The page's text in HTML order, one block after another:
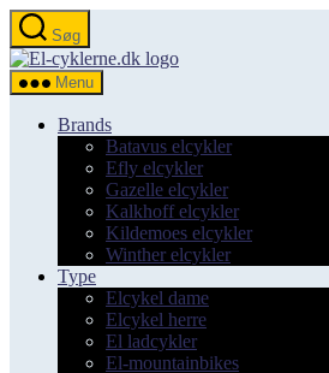
Spring
til
indholdet
Søg
el-
Menu
Brands
Batavus elcykler
Efly elcykler
Gazelle elcykler
Kalkhoff elcykler
Kildemoes elcykler
Winther elcykler
Type
Elcykel dame
Elcykel herre
El ladcykler
El-mountainbikes